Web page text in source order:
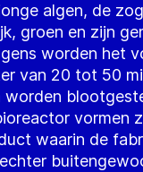
algen, de
groen en zijn
worden het
van 20 tot 50
vormen
waarin de